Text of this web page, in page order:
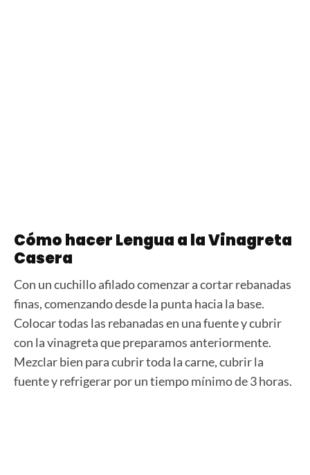
Cómo hacer Lengua a la Vinagreta
Casera
Con un cuchillo afilado comenzar a cortar rebanadas
finas, comenzando desde la punta hacia la base.
Colocar todas las rebanadas en una fuente y cubrir
con la vinagreta que preparamos anteriormente.
Mezclar bien para cubrir toda la carne, cubrir la
fuente y refrigerar por un tiempo mínimo de 3 horas.